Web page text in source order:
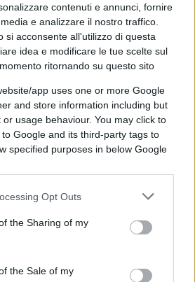
contenuti e annunci, fornire
e analizzare il nostro traffico.
si acconsente all'utilizzo di questa
idea e modificare le tue scelte sul
ritornando su questo sito
app uses one or more Google
and store information including but
usage behaviour. You may click to
Google and its third-party tags to
specified purposes in below Google
Opt Outs
the Sharing of my
the Sale of my
la bandiera palestinese viene
straordinario non può
una contraddizione